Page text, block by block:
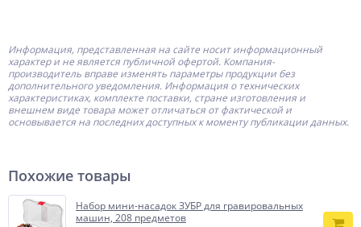
Информация, представленная на сайте носит информационный
характер и не является публичной офертой. Компания-
производитель вправе изменять параметры продукции без
дополнительного уведомления. Информация о технических
характеристиках, комплекте поставки, стране изготовления и
внешнем виде товара может отличаться от фактической и
основывается на последних доступных к моменту публикации данных.
Похожие товары
Набор мини-насадок ЗУБР для гравировальных
машин, 208 предметов